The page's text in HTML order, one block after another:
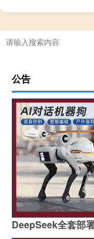
公告
DeepSeek全套部